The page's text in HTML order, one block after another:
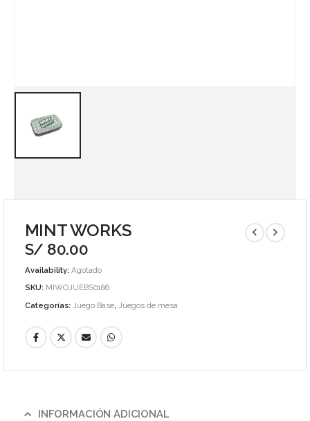
MINT WORKS
S/ 80.00
Availability: Agotado
SKU: MIWOJUEBS0186
Categorías: Juego Base, Juegos de mesa
INFORMACIÓN ADICIONAL